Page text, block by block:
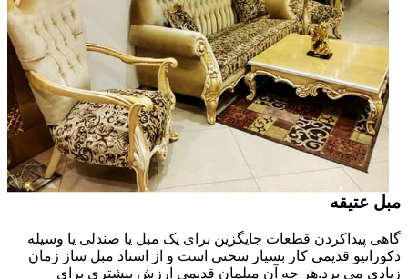
مبل عتیقه
گاهی پیداکردن قطعات جایگزین برای یک مبل یا صندلی یا وسیله
دکوراتیو قدیمی کار بسیار سختی است و از استاد مبل ساز زمان
زیادی می برد.هر چه آن مبلمان قدیمی ارزش بیشتری برای